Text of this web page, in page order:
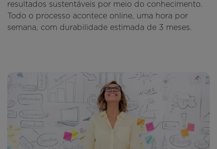
resultados sustentáveis por meio do conhecimento.
Todo o processo acontece online, uma hora por
semana, com durabilidade estimada de 3 meses.